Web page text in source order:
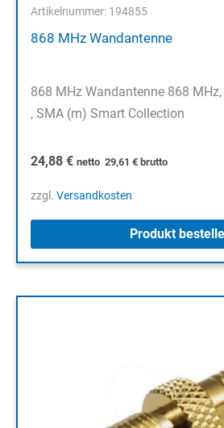
Artikelnummer: 194855
868 MHz Wandantenne
868 MHz Wandantenne 868
, SMA (m) Smart Collection
24,88 € netto 29,61 € brutto
zzgl. Versandkosten
Produkt